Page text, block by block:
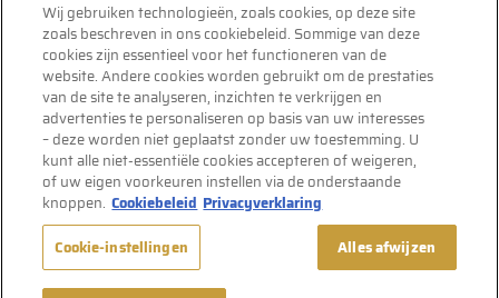
Wij gebruiken technologieën, zoals cookies, op deze site
zoals beschreven in ons cookiebeleid. Sommige van deze
cookies zijn essentieel voor het functioneren van de
website. Andere cookies worden gebruikt om de prestaties
van de site te analyseren, inzichten te verkrijgen en
advertenties te personaliseren op basis van uw interesses
– deze worden niet geplaatst zonder uw toestemming. U
kunt alle niet-essentiële cookies accepteren of weigeren,
of uw eigen voorkeuren instellen via de onderstaande
knoppen. Cookiebeleid Privacyverklaring
Cookie-instellingen
Alles afwijzen
FAQ